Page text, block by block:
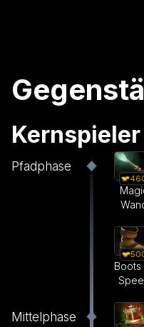
Kernspieler
Pfadphase
Mittelphase